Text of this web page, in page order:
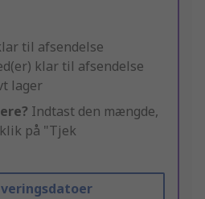
til afsendelse
klar til afsendelse
lager
Indtast den mængde,
på "Tjek